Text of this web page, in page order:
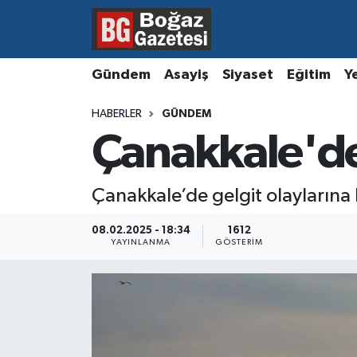
Gündem Asayiş Siyaset Eğitim
HABERLER GÜNDEM
Çanakkale’de gelgit
08.02.2025 - 18:34
YAYINLANMA
1612
GÖSTERIM
Asayiş
Ekonomi
Kültür ve Sanat
Hava Durumu
Süper Lig Puan Durumu ve Fikstür
Son Dakika Haberleri